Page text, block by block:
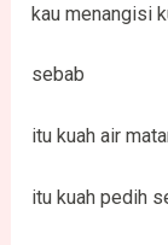
kau menangisi
sebab
itu kuah air
itu kuah pedih